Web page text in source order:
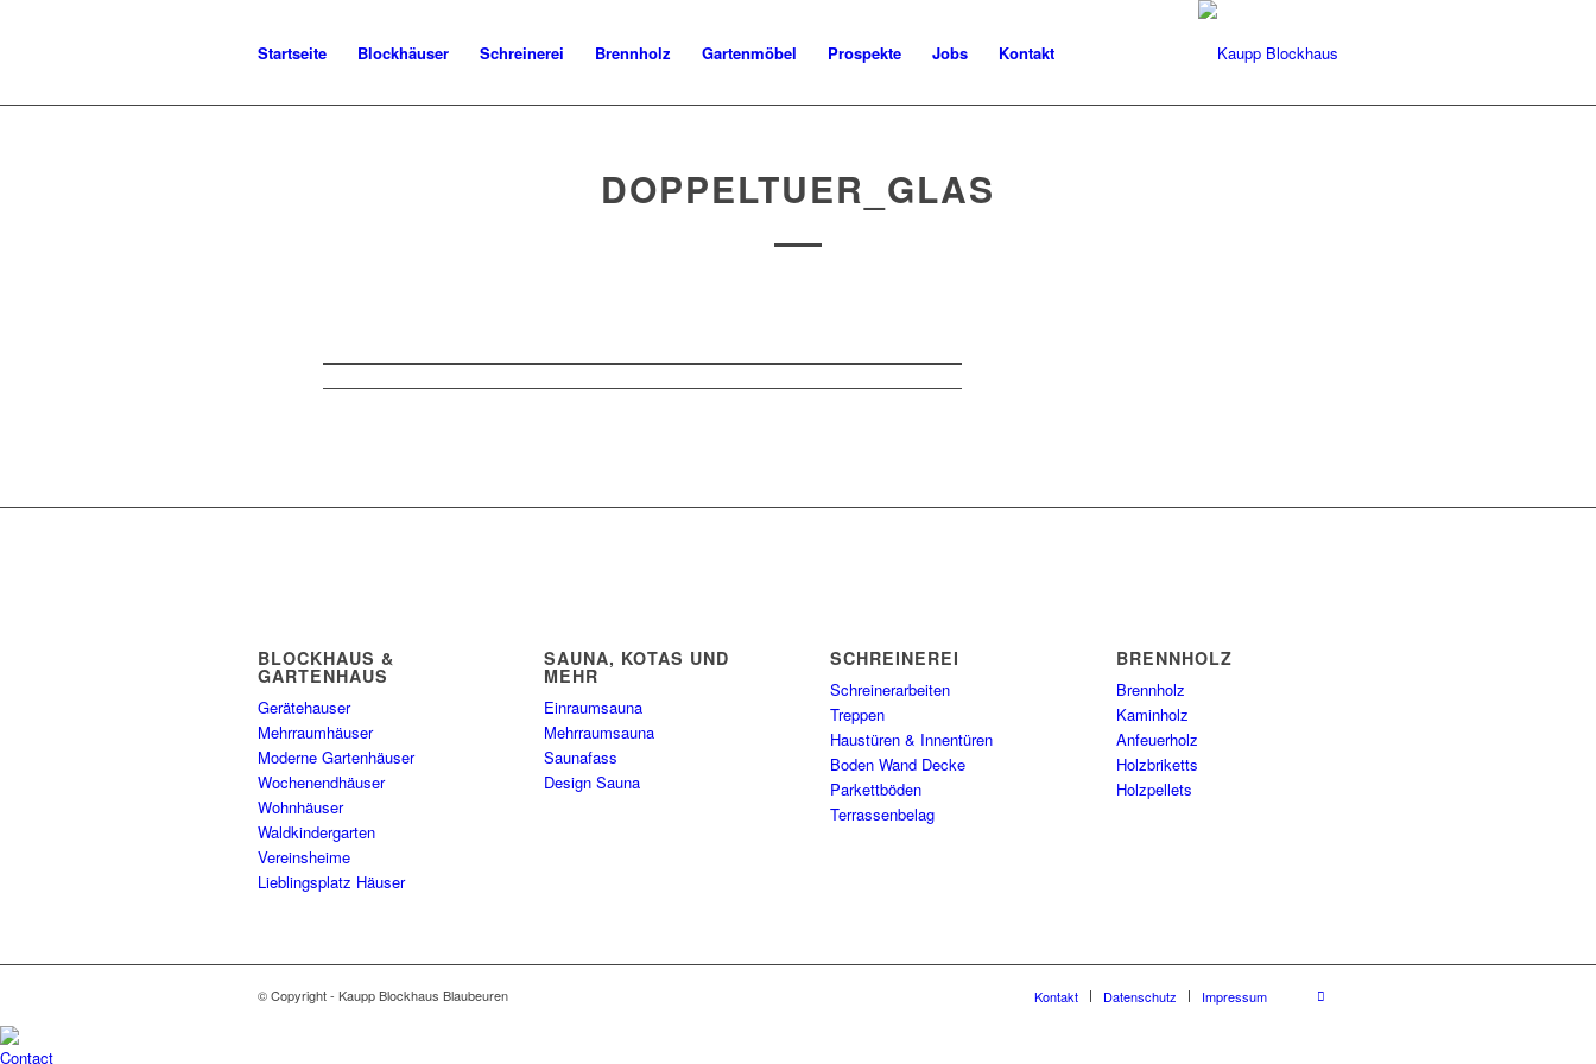
Startseite Blockhäuser Schreinerei Brennholz Gartenmöbel Prospekte Jobs Kontakt
DOPPELTUER_GLAS
BLOCKHAUS &
GARTENHAUS
Gerätehauser
Mehrraumhäuser
Moderne Gartenhäuser
Wochenendhäuser
Wohnhäuser
Waldkindergarten
Vereinsheime
Lieblingsplatz Häuser
SAUNA, KOTAS UND
MEHR
Einraumsauna
Mehrraumsauna
Saunafass
Design Sauna
SCHREINEREI
Schreinerarbeiten
Treppen
Haustüren & Innentüren
Boden Wand Decke
Parkettböden
Terrassenbelag
BRENNHOLZ
Brennholz
Kaminholz
Anfeuerholz
Holzbriketts
Holzpellets
© Copyright - Kaupp Blockhaus Blaubeuren Kontakt Datenschutz Impressum